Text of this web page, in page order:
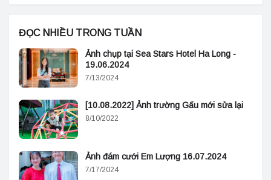
ĐỌC NHIỀU TRONG TUẦN
Ảnh chụp tại Sea Stars Hotel Ha Long -
19.06.2024
7/13/2024
[10.08.2022] Ảnh trường Gấu mới sửa lại
8/10/2022
Ảnh đám cưới Em Lượng 16.07.2024
7/17/2024